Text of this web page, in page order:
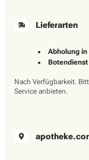
Lieferarten
Abholung
Botendienst
Nach Verfügbarkeit.
Service anbieten.